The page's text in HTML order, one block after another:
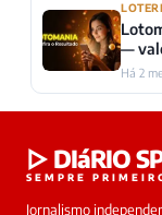
—
Há 2
▷ DIáRIO
SEMPRE
Jornalismo